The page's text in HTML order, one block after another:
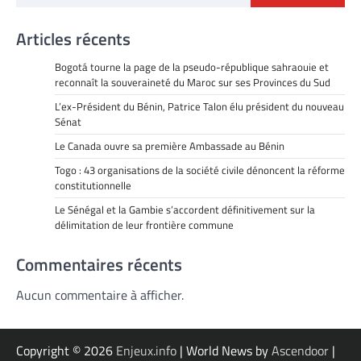
Articles récents
Bogotá tourne la page de la pseudo-république sahraouie et
reconnaît la souveraineté du Maroc sur ses Provinces du Sud
L’ex-Président du Bénin, Patrice Talon élu président du nouveau
Sénat
Le Canada ouvre sa première Ambassade au Bénin
Togo : 43 organisations de la société civile dénoncent la réforme
constitutionnelle
Le Sénégal et la Gambie s’accordent définitivement sur la
délimitation de leur frontière commune
Commentaires récents
Aucun commentaire à afficher.
Copyright © 2026 Enjeux.info | World News byAscendoor |